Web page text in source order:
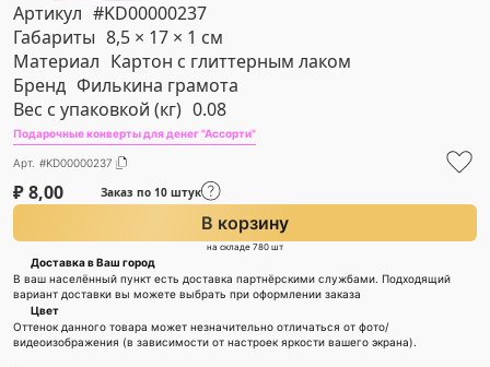
Артикул #KD00000237
Габариты 8,5 × 17 × 1 см
Материал Картон с глиттерным лаком
Бренд Филькина грамота
Вес с упаковкой (кг) 0.08
Подарочные конверты для денег "Ассорти"
Арт. #KD00000237
₽8,00 Заказ по 10 штук
В корзину
на складе 780 шт
Доставка в Ваш город
В ваш населённый пункт есть доставка партнёрскими службами. Подходящий
вариант доставки вы можете выбрать при оформлении заказа
Цвет
Оттенок данного товара может незначительно отличаться от фото/
видеоизображения (в зависимости от настроек яркости вашего экрана).